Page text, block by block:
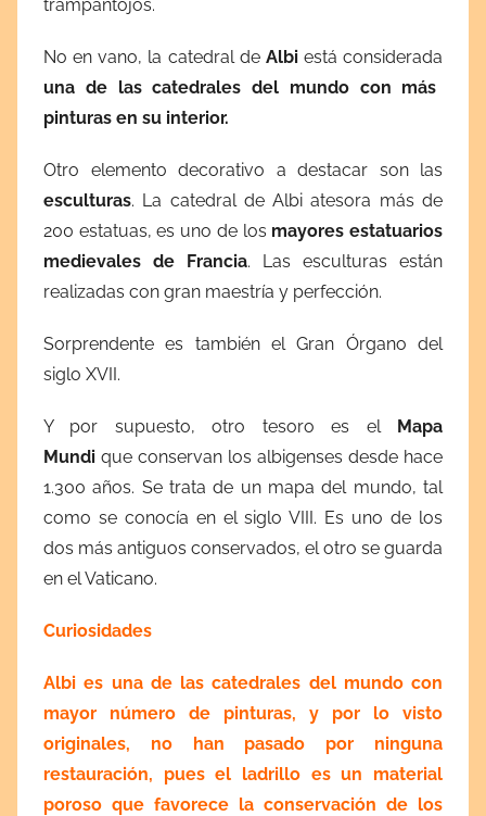
trampantojos.
No en vano, la catedral de Albi está considerada
una de las catedrales del mundo con más
pinturas en su interior.
Otro elemento decorativo a destacar son las
esculturas. La catedral de Albi atesora más de
200 estatuas, es uno de los mayores estatuarios
medievales de Francia. Las esculturas están
realizadas con gran maestría y perfección.
Sorprendente es también el Gran Órgano del
siglo XVII.
Y por supuesto, otro tesoro es el Mapa
Mundi que conservan los albigenses desde hace
1.300 años. Se trata de un mapa del mundo, tal
como se conocía en el siglo VIII. Es uno de los
dos más antiguos conservados, el otro se guarda
en el Vaticano.
Curiosidades
Albi es una de las catedrales del mundo con
mayor número de pinturas, y por lo visto
originales, no han pasado por ninguna
restauración, pues el ladrillo es un material
poroso que favorece la conservación de los